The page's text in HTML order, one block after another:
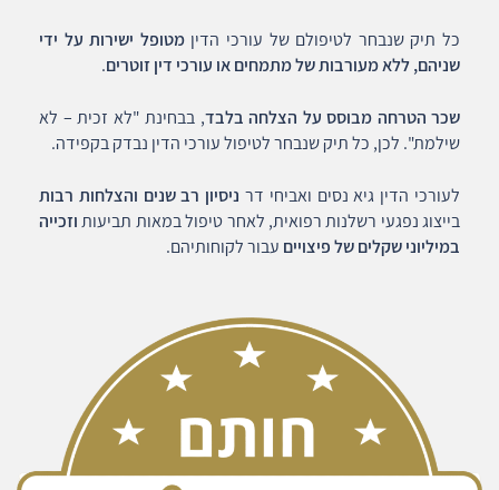
כל תיק שנבחר לטיפולם של עורכי הדיןמטופל ישירות על ידי
שניהם, ללא מעורבות של מתמחים או עורכי דין זוטרים.
שכר הטרחה מבוסס על הצלחה בלבד, בבחינת "לא זכית – לא
שילמת". לכן, כל תיק שנבחר לטיפול עורכי הדין נבדק בקפידה.
לעורכי הדין גיא נסים ואביחי דר ניסיון רב שנים והצלחות רבות
בייצוג נפגעי רשלנות רפואית, לאחר טיפול במאות תביעותוזכייה
במיליוני שקלים של פיצויים עבור לקוחותיהם.